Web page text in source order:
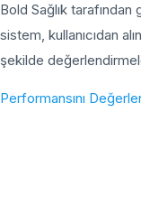
Bold Sağlık
sistem, kullanıcıdan
şekilde
Performansını